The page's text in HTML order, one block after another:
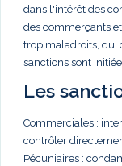
dans l'intérêt des
des commerçants
trop maladroits, qui
sanctions sont
Les
Commerciales :
contrôler
Pécuniaires :